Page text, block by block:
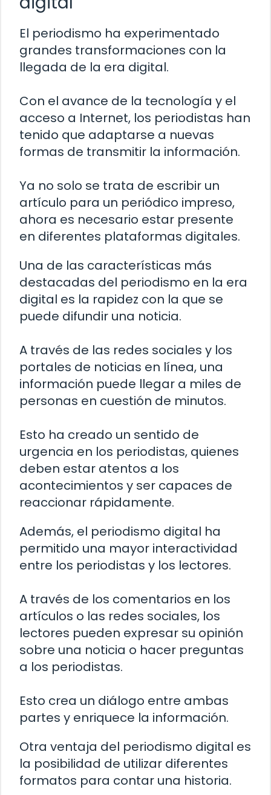
El periodismo ha experimentado
grandes transformaciones con la
llegada de la era digital.
Con el avance de la tecnología y el
acceso a Internet, los periodistas han
tenido que adaptarse a nuevas
formas de transmitir la información.
Ya no solo se trata de escribir un
artículo para un periódico impreso,
ahora es necesario estar presente
en diferentes plataformas digitales.
Una de las características más
destacadas del periodismo en la era
digital es la rapidez con la que se
puede difundir una noticia.
A través de las redes sociales y los
portales de noticias en línea, una
información puede llegar a miles de
personas en cuestión de minutos.
Esto ha creado un sentido de
urgencia en los periodistas, quienes
deben estar atentos a los
acontecimientos y ser capaces de
reaccionar rápidamente.
Además, el periodismo digital ha
permitido una mayor interactividad
entre los periodistas y los lectores.
A través de los comentarios en los
artículos o las redes sociales, los
lectores pueden expresar su opinión
sobre una noticia o hacer preguntas
a los periodistas.
Esto crea un diálogo entre ambas
partes y enriquece la información.
Otra ventaja del periodismo digital es
la posibilidad de utilizar diferentes
formatos para contar una historia.